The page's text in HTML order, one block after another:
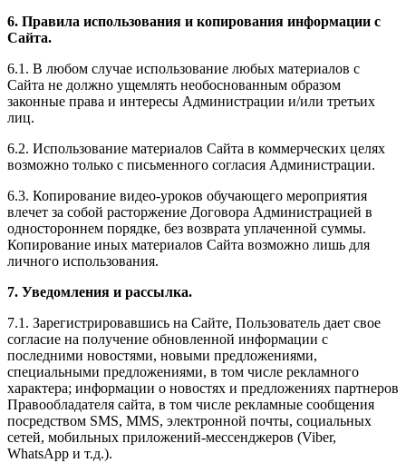
6. Правила использования и копирования информации с
Сайта.
6.1. В любом случае использование любых материалов с
Сайта не должно ущемлять необоснованным образом
законные права и интересы Администрации и/или третьих
лиц.
6.2. Использование материалов Сайта в коммерческих целях
возможно только с письменного согласия Администрации.
6.3. Копирование видео-уроков обучающего мероприятия
влечет за собой расторжение Договора Администрацией в
одностороннем порядке, без возврата уплаченной суммы.
Копирование иных материалов Сайта возможно лишь для
личного использования.
7. Уведомления и рассылка.
7.1. Зарегистрировавшись на Сайте, Пользователь дает свое
согласие на получение обновленной информации с
последними новостями, новыми предложениями,
специальными предложениями, в том числе рекламного
характера; информации о новостях и предложениях партнеров
Правообладателя сайта, в том числе рекламные сообщения
посредством SMS, MMS, электронной почты, социальных
сетей, мобильных приложений-мессенджеров (Viber,
WhatsApp и т.д.).